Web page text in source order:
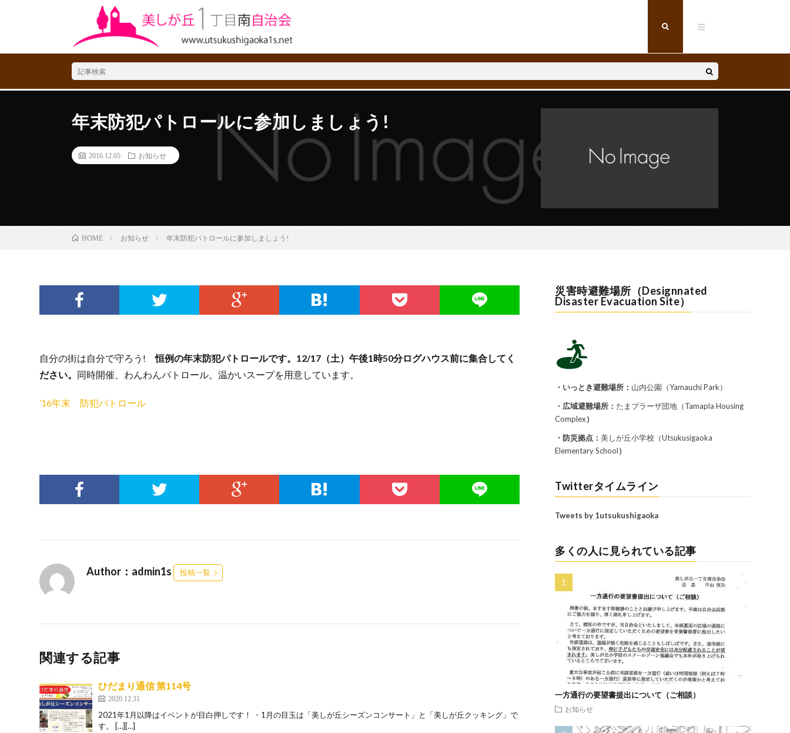
年末防犯パトロールに参加しましょう!
2016.12.05 お知らせ
HOME お知らせ 年末防犯パトロールに参加しましょう!
自分の街は自分で守ろう!恒例の年末防犯パトロールです。12/17（土）午後1時50分ログハウス前に集合してく
ださい。 同時開催、わんわんパトロール。温かいスープを用意しています。
’16年末 防犯パトロール
Author：admin1s 投稿一覧
関連する記事
ひだまり通信 第114号
2020.12.31
2021年1月以降はイベントが目白押しです！ ・1月の目玉は「美しが丘シーズンコンサート」と「美しが丘クッキング」で
す。 […][…]
災害時避難場所（Designnated
Disaster Evacuation Site）
・いっとき避難場所： 山内公園（Yamauchi Park）
・広域避難場所： たまプラーザ団地（Tamapla Housing
Complex）
・防災拠点：美しが丘小学校（Utsukusigaoka
Elementary School）
Twitterタイムライン
Tweets by 1utsukushigaoka
多くの人に見られている記事
一方通行の要望書提出について（ご相談）
お知らせ